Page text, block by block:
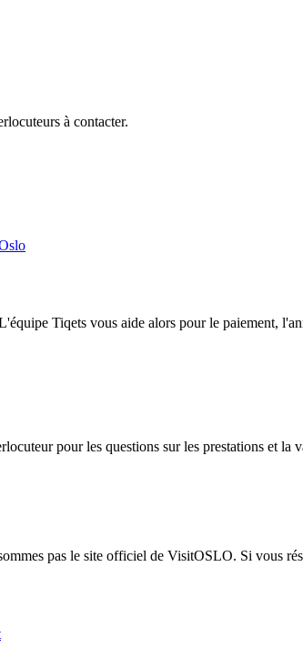
à contacter.
Tiqets vous aide alors pour le paiement,
pour les questions sur les prestations et la
pas le site officiel de VisitOSLO. Si vous